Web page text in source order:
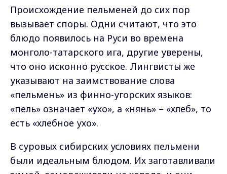
Происхождение пельменей до сих пор
вызывает споры. Одни считают, что это
блюдо появилось на Руси во времена
монголо-татарского ига, другие уверены,
что оно исконно русское. Лингвисты же
указывают на заимствование слова
«пельмень» из финно-угорских языков:
«пель» означает «ухо», а «нянь» – «хлеб», то
есть «хлебное ухо».
В суровых сибирских условиях пельмени
были идеальным блюдом. Их заготавливали